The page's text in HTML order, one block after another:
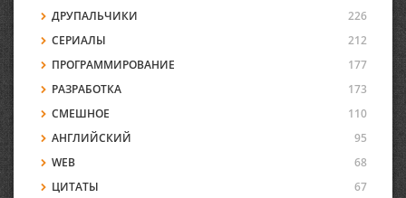
ДРУПАЛЬЧИКИ
226
СЕРИАЛЫ
212
ПРОГРАММИРОВАНИЕ
177
РАЗРАБОТКА
173
СМЕШНОЕ
110
АНГЛИЙСКИЙ
95
WEB
68
ЦИТАТЫ
67